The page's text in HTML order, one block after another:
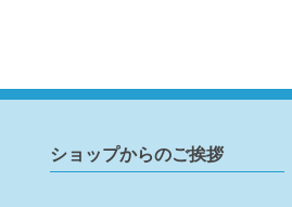
ショップからのご挨拶